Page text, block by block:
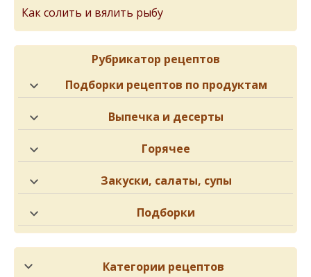
Как солить и вялить рыбу
Рубрикатор рецептов
Подборки рецептов по продуктам
Выпечка и десерты
Горячее
Закуски, салаты, супы
Подборки
Категории рецептов